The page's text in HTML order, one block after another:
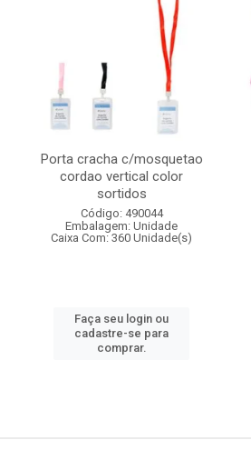
Porta cracha c/mosquetao
cordao vertical color
sortidos
Código: 490044
Embalagem: Unidade
Caixa Com: 360 Unidade(s)
Faça seu login ou
cadastre-se para
comprar.